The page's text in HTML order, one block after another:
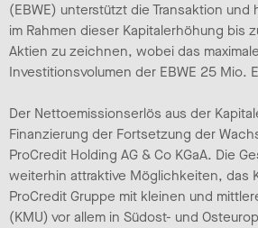
(EBWE) unterstützt die Transaktion
im Rahmen dieser Kapitalerhöhung bis
Aktien zu zeichnen, wobei das maximale
Investitionsvolumen der EBWE 25 Mio.
Der Nettoemissionserlös aus der
Finanzierung der Fortsetzung der
ProCredit Holding AG & Co KGaA. Die
weiterhin attraktive Möglichkeiten, das
ProCredit Gruppe mit kleinen und
(KMU) vor allem in Südost- und